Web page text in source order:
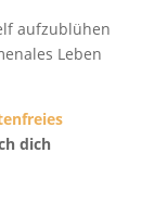
aufzublühen
Leben
dich